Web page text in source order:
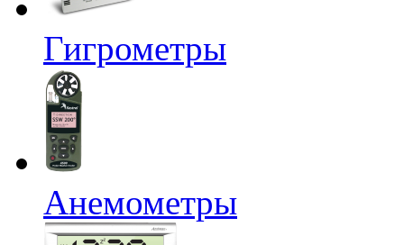
Гигрометры
Анемометры